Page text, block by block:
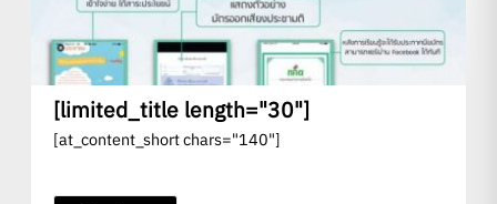
[limited_title length="30"]
[at_content_short chars="140"]